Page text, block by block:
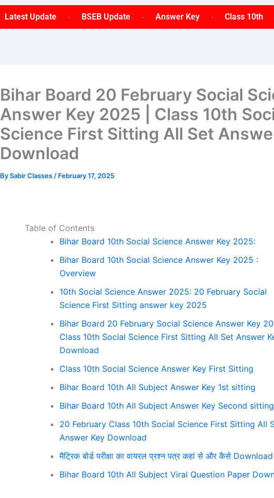
Latest Update BSEB Update Answer Key Class 10th
Bihar Board 20 February Social
Answer Key 2025 | Class 10th
Science First Sitting All Set
Download
BySabir Classes / February 17, 2025
Table of Contents
Bihar Board 10th Social Science Answer Key 2025:
Bihar Board 10th Social Science Answer Key 2025 :
Overview
10th Social Science Answer 2025: 20 February Social
Science First Sitting answer key 2025
Bihar Board 20 February Social Science Answer Key
Class 10th Social Science First Sitting All Set Answer
Download
Class 10th Social Science Answer Key First Sitting
Bihar Board 10th All Subject Answer Key 1st sitting
Bihar Board 10th All Subject Answer Key Second sitting
20 February Class 10th Social Science First Sitting All
Answer Key Download
मैट्रिक बोर्ड परीक्षा का वायरल प्रश्न पत्र कहां से और कैसे
Bihar Board 10th All Subject Viral Question Paper